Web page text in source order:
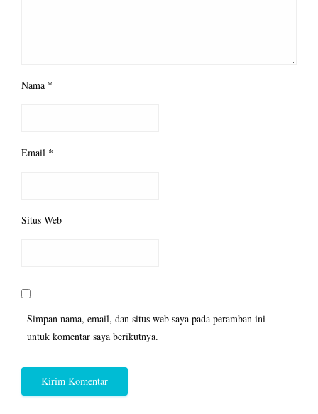
Nama *
Email *
Situs Web
Simpan nama, email, dan situs web saya pada peramban ini
untuk komentar saya berikutnya.